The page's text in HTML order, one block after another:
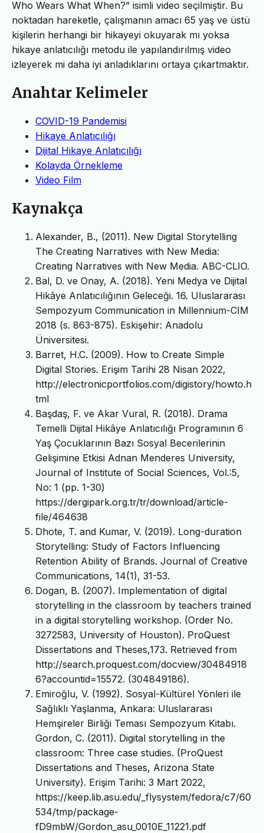
Who Wears What When?” isimli video seçilmiştir. Bu
noktadan hareketle, çalışmanın amacı 65 yaş ve üstü
kişilerin herhangi bir hikayeyi okuyarak mı yoksa
hikaye anlatıcılığı metodu ile yapılandırılmış video
izleyerek mi daha iyi anladıklarını ortaya çıkartmaktır.
Anahtar Kelimeler
COVID-19 Pandemisi
Hikaye Anlatıcılığı
Dijital Hikaye Anlatıcılığı
Kolayda Örnekleme
Video Film
Kaynakça
Alexander, B., (2011). New Digital Storytelling
The Creating Narratives with New Media:
Creating Narratives with New Media. ABC-CLIO.
Bal, D. ve Onay, A. (2018). Yeni Medya ve Dijital
Hikâye Anlatıcılığının Geleceği. 16. Uluslararası
Sempozyum Communication in Millennium-CIM
2018 (s. 863-875). Eskişehir: Anadolu
Üniversitesi.
Barret, H.C. (2009). How to Create Simple
Digital Stories. Erişim Tarihi 28 Nisan 2022,
http://electronicportfolios.com/digistory/howto.h
tml
Başdaş, F. ve Akar Vural, R. (2018). Drama
Temelli Dijital Hikâye Anlatıcılığı Programının 6
Yaş Çocuklarının Bazı Sosyal Becerilerinin
Gelişimine Etkisi Adnan Menderes University,
Journal of Institute of Social Sciences, Vol.:5,
No: 1 (pp. 1-30)
https://dergipark.org.tr/tr/download/article-
file/464638
Dhote, T. and Kumar, V. (2019). Long-duration
Storytelling: Study of Factors Influencing
Retention Ability of Brands. Journal of Creative
Communications, 14(1), 31-53.
Dogan, B. (2007). Implementation of digital
storytelling in the classroom by teachers trained
in a digital storytelling workshop. (Order No.
3272583, University of Houston). ProQuest
Dissertations and Theses,173. Retrieved from
http://search.proquest.com/docview/30484918
6?accountid=15572. (304849186).
Emiroğlu, V. (1992). Sosyal-Kültürel Yönleri ile
Sağlıklı Yaşlanma, Ankara: Uluslararası
Hemşireler Birliği Teması Sempozyum Kitabı.
Gordon, C. (2011). Digital storytelling in the
classroom: Three case studies. (ProQuest
Dissertations and Theses, Arizona State
University). Erişim Tarihi: 3 Mart 2022,
https://keep.lib.asu.edu/_flysystem/fedora/c7/60
534/tmp/package-
fD9mbW/Gordon_asu_0010E_11221.pdf